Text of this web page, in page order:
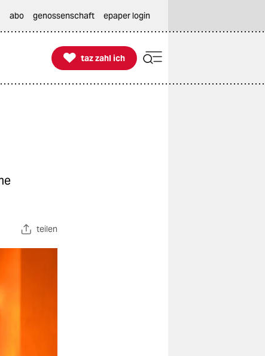
abo genossenschaft epaper login

taz zahl ich
taz zahl ich
teilen